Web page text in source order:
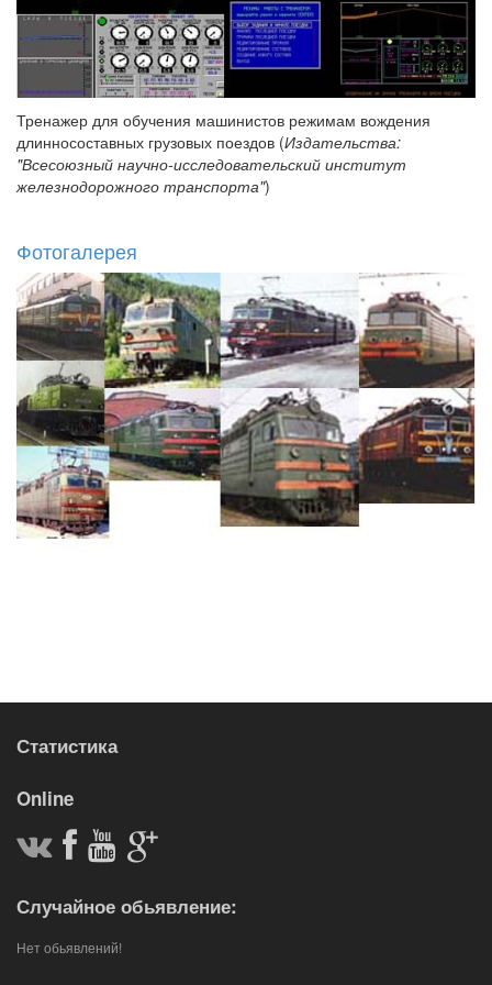
Тренажер для обучения машинистов режимам вождения
длинносоставных грузовых поездов (Издательства:
"Всесоюзный научно-исследовательский институт
железнодорожного транспорта")
Фотогалерея
Статистика
Online
Случайное обьявление:
Нет обьявлений!